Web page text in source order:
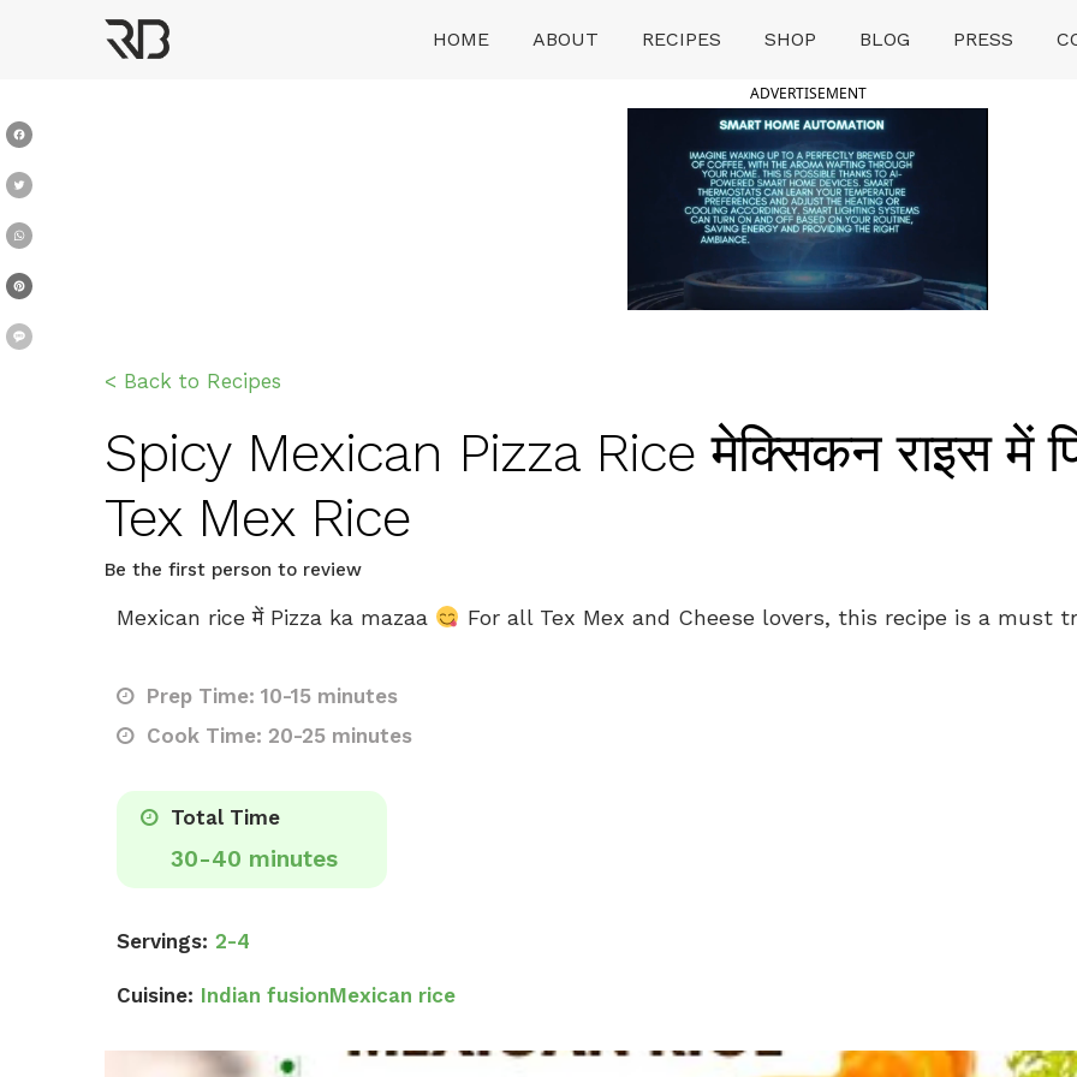
HOME ABOUT RECIPES SHOP BLOG PRESS
ADVERTISEMENT
< Back to Recipes
Spicy Mexican Pizza Rice मेक्सिकन राइस में
Tex Mex Rice
Be the first person to review
Mexican rice में Pizza ka mazaa For all Tex Mex and Cheese lovers, this recipe is a must
Prep Time: 10-15 minutes
Cook Time: 20-25 minutes
Total Time
30-40 minutes
Servings: 2-4
Cuisine: Indian fusionMexican rice